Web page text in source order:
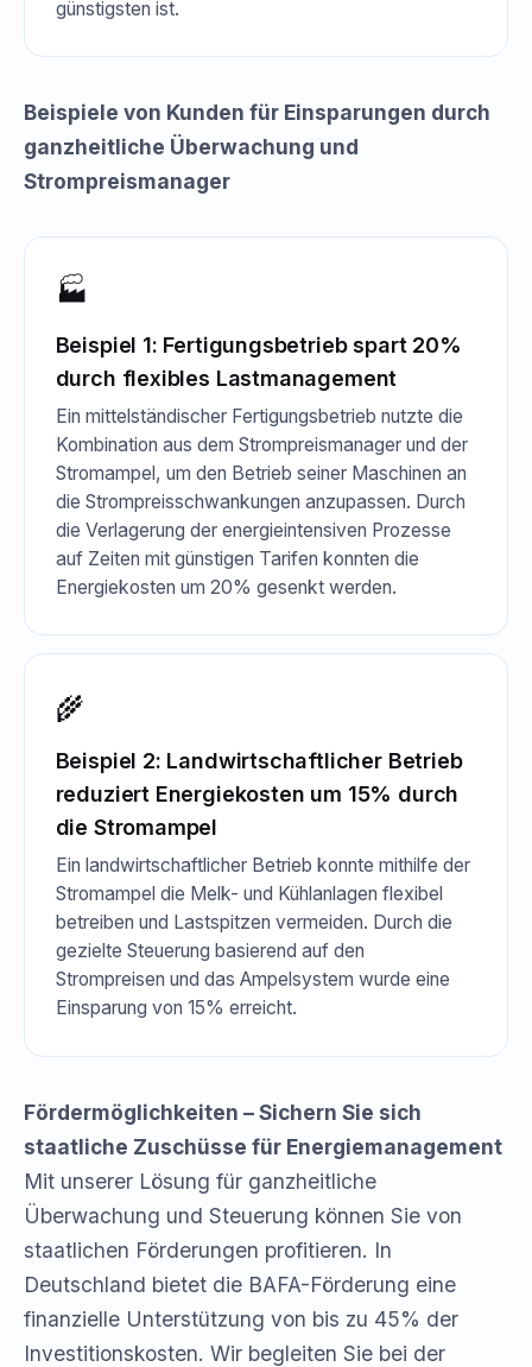
günstigsten ist.
Beispiele von Kunden für Einsparungen durch
ganzheitliche Überwachung und
Strompreismanager
🏭
Beispiel 1: Fertigungsbetrieb spart 20%
durch flexibles Lastmanagement
Ein mittelständischer Fertigungsbetrieb nutzte die
Kombination aus dem Strompreismanager und der
Stromampel, um den Betrieb seiner Maschinen an
die Strompreisschwankungen anzupassen. Durch
die Verlagerung der energieintensiven Prozesse
auf Zeiten mit günstigen Tarifen konnten die
Energiekosten um 20% gesenkt werden.
🌾
Beispiel 2: Landwirtschaftlicher Betrieb
reduziert Energiekosten um 15% durch
die Stromampel
Ein landwirtschaftlicher Betrieb konnte mithilfe der
Stromampel die Melk- und Kühlanlagen flexibel
betreiben und Lastspitzen vermeiden. Durch die
gezielte Steuerung basierend auf den
Strompreisen und das Ampelsystem wurde eine
Einsparung von 15% erreicht.
Fördermöglichkeiten – Sichern Sie sich
staatliche Zuschüsse für Energiemanagement
Mit unserer Lösung für ganzheitliche
Überwachung und Steuerung können Sie von
staatlichen Förderungen profitieren. In
Deutschland bietet die BAFA-Förderung eine
finanzielle Unterstützung von bis zu 45% der
Investitionskosten. Wir begleiten Sie bei der